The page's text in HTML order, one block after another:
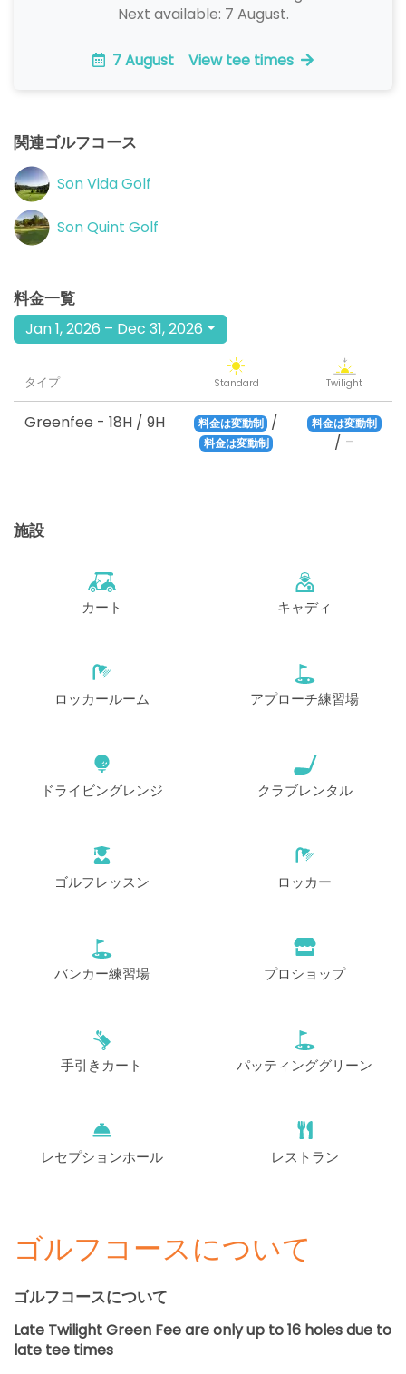
Next available: 7 August.
7 August View tee times
関連ゴルフコース
Son Vida Golf
Son Quint Golf
料金一覧
Jan 1, 2026 – Dec 31, 2026
タイプ Standard Twilight
Greenfee - 18H / 9H 料金は変動制 /
料金は変動制
料金は変動制
/ –
施設
カート キャディ
ロッカールーム アプローチ練習場
ドライビングレンジ クラブレンタル
ゴルフレッスン ロッカー
バンカー練習場 プロショップ
手引きカート パッティンググリーン
レセプションホール レストラン
ゴルフコースについて
ゴルフコースについて
Late Twilight Green Fee are only up to 16 holes due to
late tee times